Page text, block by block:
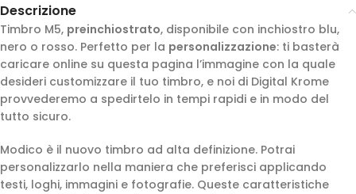
Descrizione
Timbro M5, preinchiostrato, disponibile con inchiostro blu,
nero o rosso. Perfetto per la personalizzazione: ti basterà
caricare online su questa pagina l’immagine con la quale
desideri customizzare il tuo timbro, e noi di Digital Krome
provvederemo a spedirtelo in tempi rapidi e in modo del
tutto sicuro.
Modico è il nuovo timbro ad alta definizione. Potrai
personalizzarlo nella maniera che preferisci applicando
testi, loghi, immagini e fotografie. Queste caratteristiche